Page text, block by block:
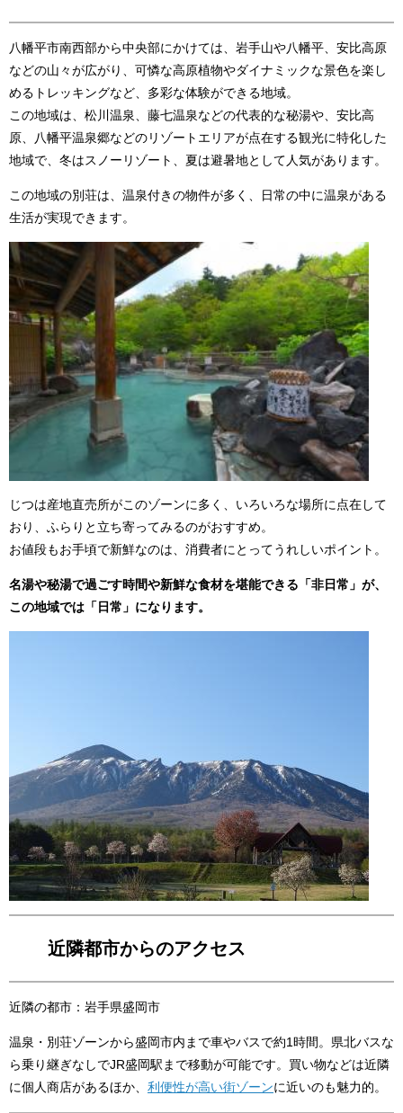
八幡平市南西部から中央部にかけては、岩手山や八幡平、安比高原
などの山々が広がり、可憐な高原植物やダイナミックな景色を楽し
めるトレッキングなど、多彩な体験ができる地域。
この地域は、松川温泉、藤七温泉などの代表的な秘湯や、安比高
原、八幡平温泉郷などのリゾートエリアが点在する観光に特化した
地域で、冬はスノーリゾート、夏は避暑地として人気があります。
この地域の別荘は、温泉付きの物件が多く、日常の中に温泉がある
生活が実現できます。
じつは産地直売所がこのゾーンに多く、いろいろな場所に点在して
おり、ふらりと立ち寄ってみるのがおすすめ。
お値段もお手頃で新鮮なのは、消費者にとってうれしいポイント。
名湯や秘湯で過ごす時間や新鮮な食材を堪能できる「非日常」が、
この地域では「日常」になります。
近隣都市からのアクセス
近隣の都市：岩手県盛岡市
温泉・別荘ゾーンから盛岡市内まで車やバスで約1時間。県北バスな
ら乗り継ぎなしでJR盛岡駅まで移動が可能です。買い物などは近隣
に個人商店があるほか、 利便性が高い街ゾーンに近いのも魅力的。